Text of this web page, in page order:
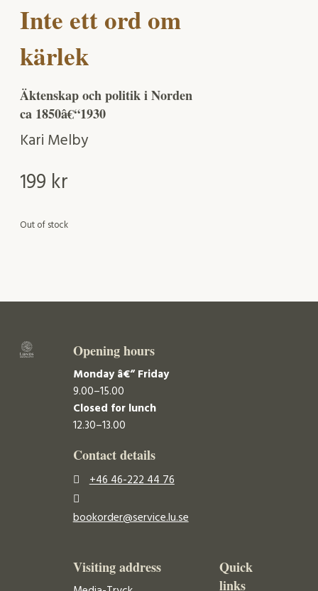
Inte ett ord om
kärlek
Äktenskap och politik i Norden
ca 1850â€“1930
Kari Melby
199 kr
Out of stock
Opening hours
Monday â€“ Friday
9.00–15.00
Closed for lunch
12.30–13.00
Contact details
+46 46-222 44 76
bookorder@service.lu.se
Visiting address
Quick
links